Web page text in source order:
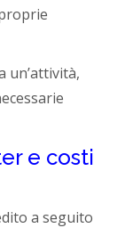
un’attività,
e costi
a seguito